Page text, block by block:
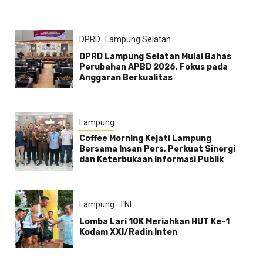
DPRD Lampung Selatan
DPRD Lampung Selatan Mulai Bahas
Perubahan APBD 2026, Fokus pada
Anggaran Berkualitas
Lampung
Coffee Morning Kejati Lampung
Bersama Insan Pers, Perkuat Sinergi
dan Keterbukaan Informasi Publik
Lampung TNI
Lomba Lari 10K Meriahkan HUT Ke-1
Kodam XXI/Radin Inten